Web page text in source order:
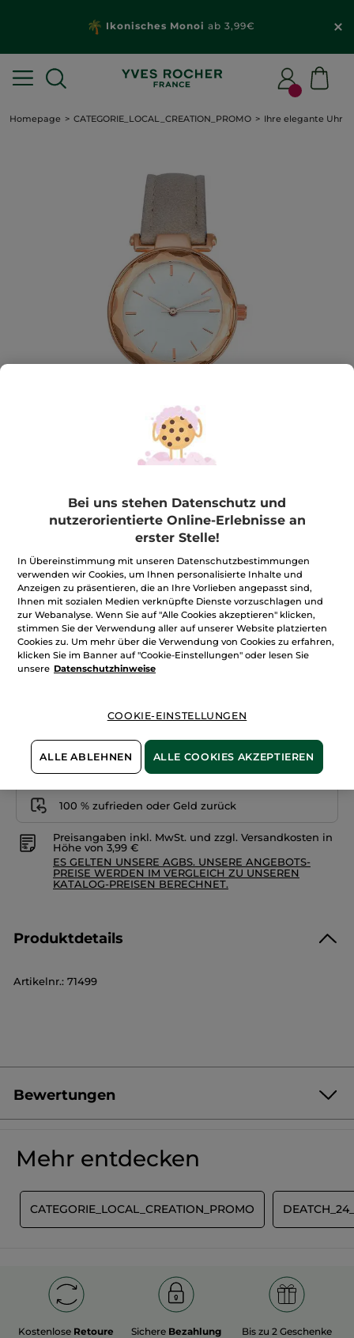
Ikonisches Monoi ab 3,99€
Homepage CATEGORIE_LOCAL_CREATION_PROMO Ihre elegante Uhr
Ihre elegante Uhr
★★★★★
★★★★★
Kein
Beurteilungswert
für
BEWERTUNG VERFASSEN
Menge
100 % zufrieden oder Geld zurück
Preisangaben inkl. MwSt. und zzgl. Versandkosten in
Höhe von 3,99 €
ES GELTEN UNSERE AGBS. UNSERE ANGEBOTS-
PREISE WERDEN IM VERGLEICH ZU UNSEREN
KATALOG-PREISEN BERECHNET.
Produktdetails
Artikelnr.: 71499
Bewertungen
Kein
BEWERTUNG VERFASSEN
Mehr entdecken
CATEGORIE_LOCAL_CREATION_PROMO
Kostenlose Retoure Sichere Bezahlung
Bis zu 2 Geschenke
Bei uns stehen Datenschutz und
nutzerorientierte Online-Erlebnisse an
erster Stelle!
In Übereinstimmung mit unseren Datenschutzbestimmungen
verwenden wir Cookies, um Ihnen personalisierte Inhalte und
Anzeigen zu präsentieren, die an Ihre Vorlieben angepasst sind,
Ihnen mit sozialen Medien verknüpfte Dienste vorzuschlagen und
zur Webanalyse. Wenn Sie auf "Alle Cookies akzeptieren" klicken,
stimmen Sie der Verwendung aller auf unserer Website platzierten
Cookies zu. Um mehr über die Verwendung von Cookies zu erfahren,
klicken Sie im Banner auf "Cookie-Einstellungen" oder lesen Sie
unsere Datenschutzhinweise
COOKIE-EINSTELLUNGEN
ALLE ABLEHNEN ALLE COOKIES AKZEPTIEREN